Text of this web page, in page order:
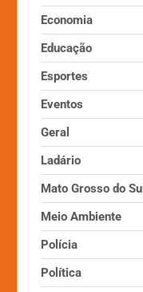
Economia
Educação
Esportes
Eventos
Geral
Ladário
Mato Grosso do Sul
Meio Ambiente
Polícia
Política